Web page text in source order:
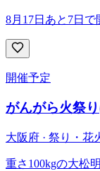
8月17日 あと7日で
開催予定
がんがら火祭り
大阪府 · 祭り・花
重さ100kgの大松